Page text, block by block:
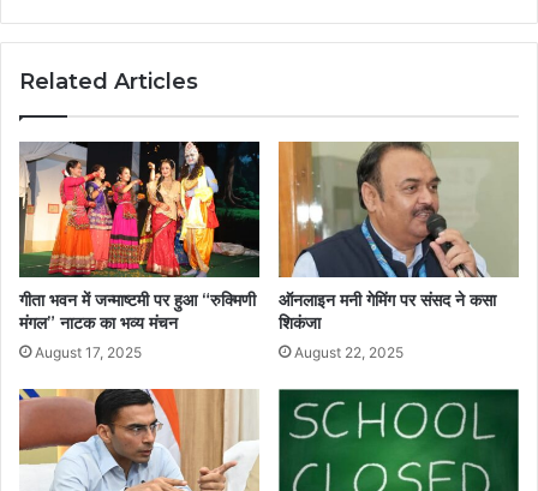
Related Articles
गीता भवन में जन्माष्टमी पर हुआ “रुक्मिणी
मंगल” नाटक का भव्य मंचन
August 17, 2025
ऑनलाइन मनी गेमिंग पर संसद ने कसा
शिकंजा
August 22, 2025